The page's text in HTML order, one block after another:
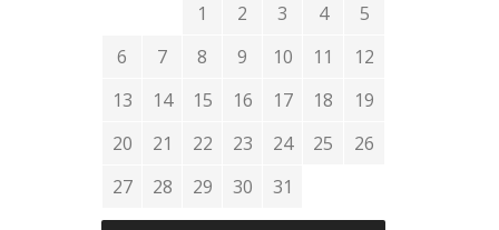
1 2 3 4
5
6
7 8 9 10 11
12
13
14 15 16 17 18
19
20
21 22 23 24 25
26
27
28 29 30 31